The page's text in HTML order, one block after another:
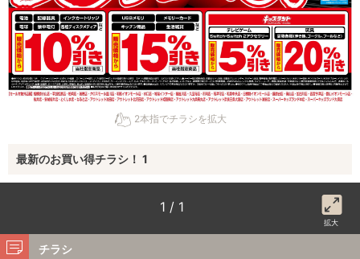
2本指でチラシを拡大
最新のお買い得チラシ！ 1
1 / 1
拡大
チラシ